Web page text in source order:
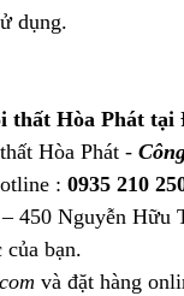
dụng.
thất Hòa Phát tại
Hòa Phát -
: 0935 210
450 Nguyễn Hữu
bạn.
và đặt hàng